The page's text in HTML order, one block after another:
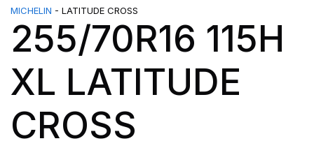
MICHELIN - LATITUDE CROSS
255/70R16 115H
XL LATITUDE
CROSS